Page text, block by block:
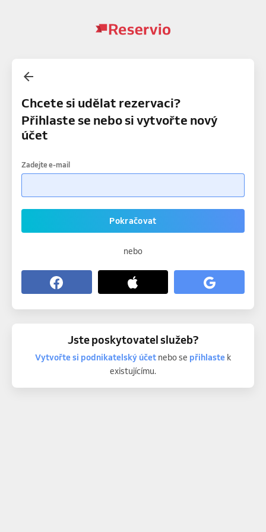
Chcete si udělat rezervaci?
Přihlaste se nebo si vytvořte nový
účet
Zadejte e-mail
Pokračovat
nebo
Jste poskytovatel služeb?
Vytvořte si podnikatelský účetnebo se přihlastek
existujícímu.